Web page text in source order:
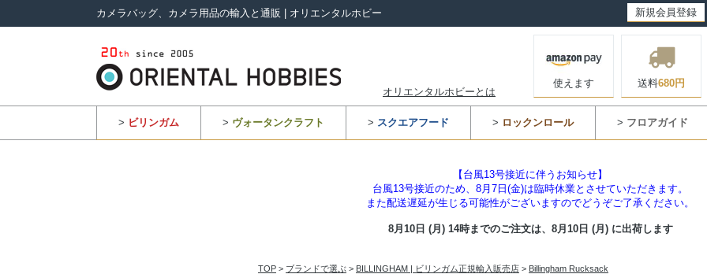
カメラバッグ、カメラ用品の輸入と通販 | オリエンタルホビー 新規会員登録
オリエンタルホビーとは
使えます 送料680円
> ビリンガム > ヴォータンクラフト > スクエアフード > ロックンロール > フロアガイド
【台風13号接近に伴うお知らせ】
台風13号接近のため、8月7日(金)は臨時休業とさせていただきます。
また配送遅延が生じる可能性がございますのでどうぞご了承ください。
8月10日 (月) 14時までのご注文は、 8月10日 (月) に出荷します
TOP > ブランドで選ぶ > BILLINGHAM | ビリンガム正規輸入販売店 > Billingham Rucksack